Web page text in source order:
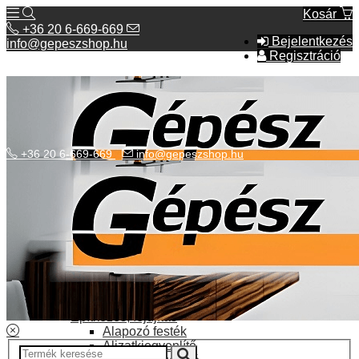
Kosár
Bejelentkezés
Regisztráció
+36 20 6-669-669
info@gepeszshop.hu
Kategóriák menü
Bolhapiac
Elektromos fűtés
Építkezés, fejújítás
Alapozó festék
Aljzatkiegyenlítő
+36 20 6-669-669 info@gepeszshop.hu